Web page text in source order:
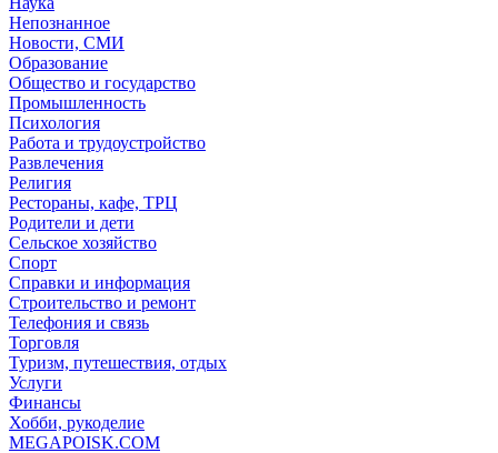
Непознанное
Новости, СМИ
Образование
Общество и государство
Промышленность
Психология
Работа и трудоустройство
Развлечения
Религия
Рестораны, кафе, ТРЦ
Родители и дети
Сельское хозяйство
Спорт
Справки и информация
Строительство и ремонт
Телефония и связь
Торговля
Туризм, путешествия, отдых
Услуги
Финансы
Хобби, рукоделие
MEGAPOISK.COM